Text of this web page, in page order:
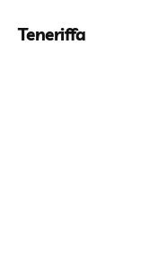
Teneriffa